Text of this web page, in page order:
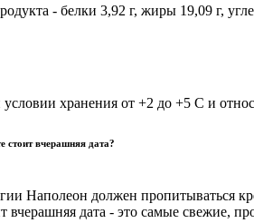
- белки 3,92 г, жиры 19,09 г,
условии хранения от +2 до +5 С и
стоит вчерашняя дата?
Наполеон должен пропитываться
вчерашняя дата - это самые свежие,